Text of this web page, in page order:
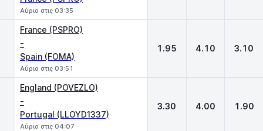
Αύριο στις 03:35
France (PSPRO)
-
Spain (FOMA)
Αύριο στις 03:51
1.95 4.10 3.10
England (POVEZLO)
-
Portugal (LLOYD1337)
Αύριο στις 04:07
3.30 4.00 1.90